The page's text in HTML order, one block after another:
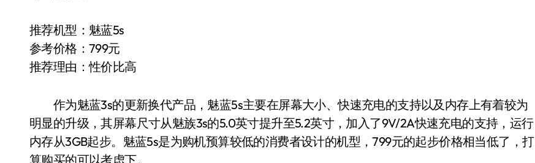
推荐机型：魅蓝5s
参考价格：799元
推荐理由：性价比高
作为魅蓝3s的更新换代产品，魅蓝5s主要在屏幕大小、快速充电的支持以及内存上有着较为
明显的升级，其屏幕尺寸从魅族3s的5.0英寸提升至5.2英寸，加入了9V/2A快速充电的支持，运行
内存从3GB起步。魅蓝5s是为购机预算较低的消费者设计的机型，799元的起步价格相当低了，打
算购买的可以考虑下。